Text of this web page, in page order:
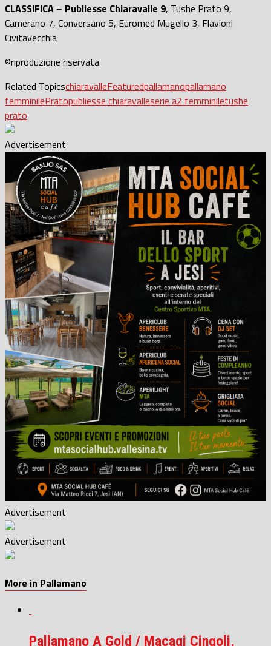
CLASSIFICA – Publiesse Chiaravalle 9, Tushe Prato 9,
Camerano 7, Conversano 5, Euromed Mugello 3, Flavioni
Civitavecchia
©riproduzione riservata
Related TopicschiaravalleFeaturedpallamanopallamano
femminilePratopubliesse chiaravalleserie a2 femminiletushe
prato
Advertisement
Advertisement
Advertisement
More in Pallamano
Pallamano A Gold / Macagi Cingoli,